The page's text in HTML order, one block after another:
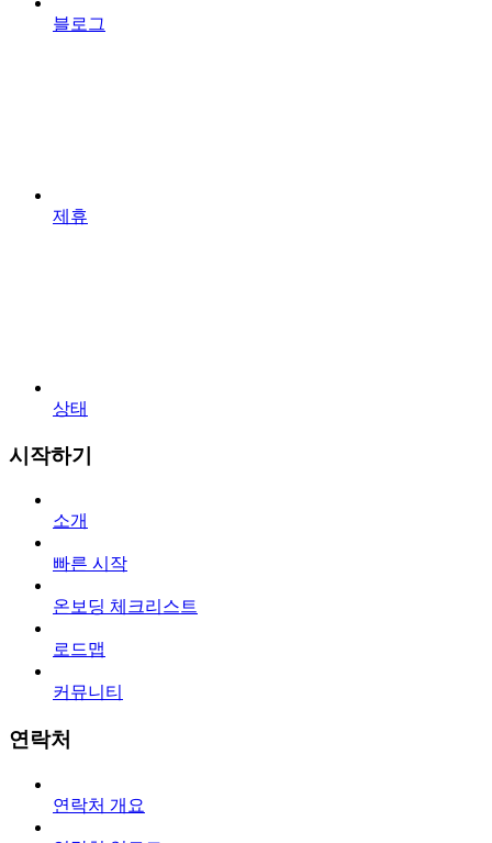
블로그
제휴
상태
시작하기
소개
빠른 시작
온보딩 체크리스트
로드맵
커뮤니티
연락처
연락처 개요